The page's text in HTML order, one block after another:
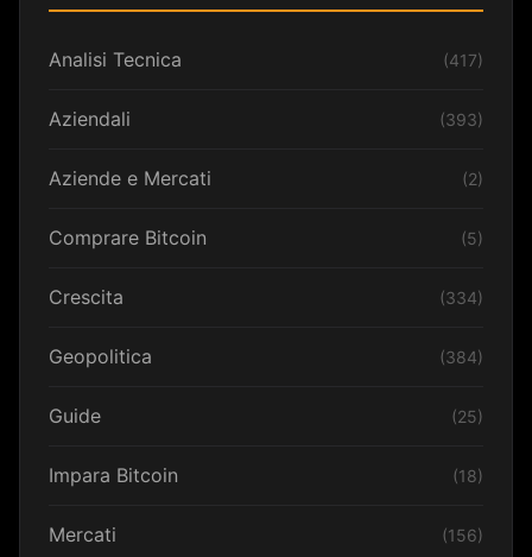
Analisi Tecnica (417)
Aziendali (393)
Aziende e Mercati (2)
Comprare Bitcoin (5)
Crescita (334)
Geopolitica (384)
Guide (25)
Impara Bitcoin (18)
Mercati (156)